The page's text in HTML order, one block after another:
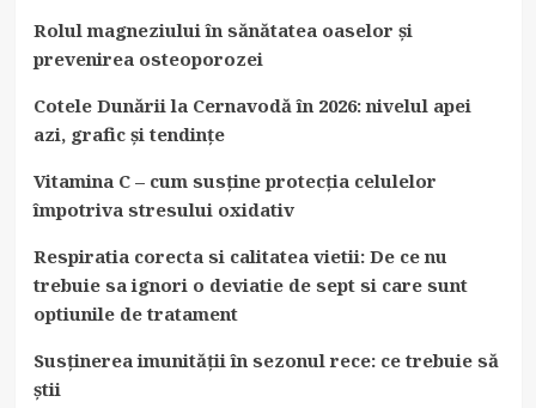
Rolul magneziului în sănătatea oaselor și
prevenirea osteoporozei
Cotele Dunării la Cernavodă în 2026: nivelul apei
azi, grafic și tendințe
Vitamina C – cum susține protecția celulelor
împotriva stresului oxidativ
Respiratia corecta si calitatea vietii: De ce nu
trebuie sa ignori o deviatie de sept si care sunt
optiunile de tratament
Susținerea imunității în sezonul rece: ce trebuie să
știi